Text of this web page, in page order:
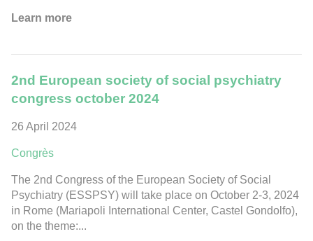
Learn more
2nd European society of social psychiatry
congress october 2024
26 April 2024
Congrès
The 2nd Congress of the European Society of Social
Psychiatry (ESSPSY) will take place on October 2-3, 2024
in Rome (Mariapoli International Center, Castel Gondolfo),
on the theme:...